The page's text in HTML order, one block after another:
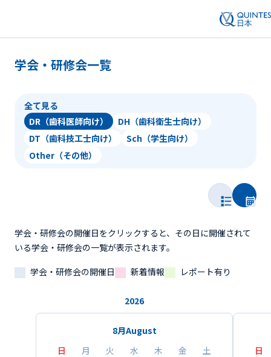
学会・研修会一覧
全て見る
DR（歯科医師向け）
DH（歯科衛生士向け）
DT（歯科技工士向け）
Sch（学生向け）
Other（その他）
学会・研修会の開催日をクリックすると、その日に開催されて
いる学会・研修会の一覧が表示されます。
学会・研修会の開催日
新着情報 レポート有り
2026
8月August
日
月 火 水 木 金
土
日